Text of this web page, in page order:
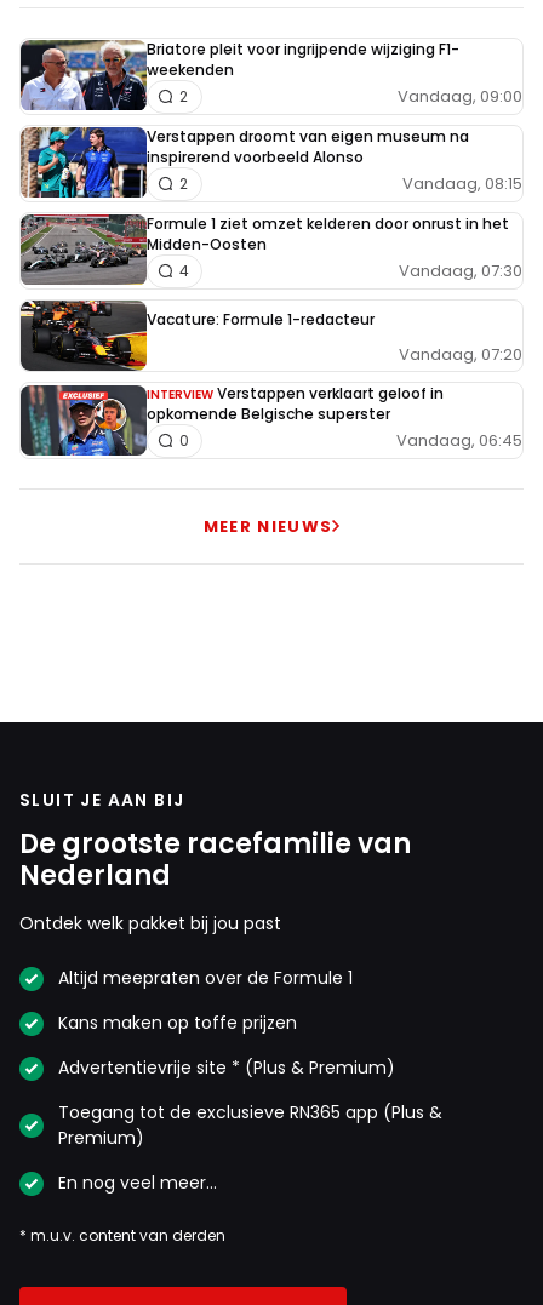
Briatore pleit voor ingrijpende wijziging F1-
weekenden
Vandaag, 09:00
2
Verstappen droomt van eigen museum na
inspirerend voorbeeld Alonso
Vandaag, 08:15
2
Formule 1 ziet omzet kelderen door onrust in het
Midden-Oosten
Vandaag, 07:30
4
Vacature: Formule 1-redacteur
Vandaag, 07:20
INTERVIEW Verstappen verklaart geloof in
opkomende Belgische superster
Vandaag, 06:45
0
MEER NIEUWS
SLUIT JE AAN BIJ
De grootste racefamilie van
Nederland
Ontdek welk pakket bij jou past
Altijd meepraten over de Formule 1
Kans maken op toffe prijzen
Advertentievrije site * (Plus & Premium)
Toegang tot de exclusieve RN365 app (Plus &
Premium)
En nog veel meer…
* m.u.v. content van derden